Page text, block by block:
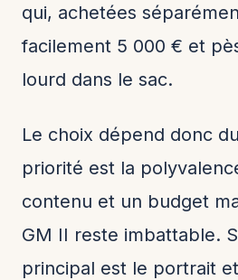
qui, achetées
facilement 5 000 € et
lourd dans le sac.
Le choix dépend donc
priorité est la
contenu et un budget
GM II reste imbattable.
principal est le portrait